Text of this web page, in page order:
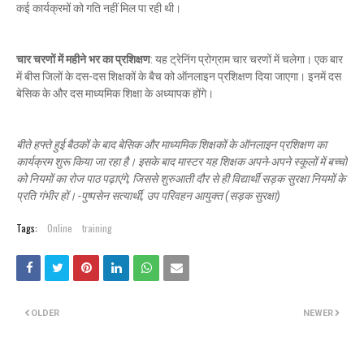
कई कार्यक्रमों को गति नहीं मिल पा रही थी।
चार चरणों में महीने भर का प्रशिक्षण: यह ट्रेनिंग प्रोग्राम चार चरणों में चलेगा। एक बार
में बीस जिलों के दस-दस शिक्षकों के बैच को ऑनलाइन प्रशिक्षण दिया जाएगा। इनमें दस
बेसिक के और दस माध्यमिक शिक्षा के अध्यापक होंगे।
बीते हफ्ते हुई बैठकों के बाद बेसिक और माध्यमिक शिक्षकों के ऑनलाइन प्रशिक्षण का
कार्यक्रम शुरू किया जा रहा है। इसके बाद मास्टर यह शिक्षक अपने-अपने स्कूलों में बच्चों
को नियमों का रोज पाठ पढ़ाएंगे, जिससे शुरुआती दौर से ही विद्यार्थी सड़क सुरक्षा नियमों के
प्रति गंभीर हों। -पुष्पसेन सत्यार्थी, उप परिवहन आयुक्त (सड़क सुरक्षा)
Tags: Online training
NEWER
OLDER